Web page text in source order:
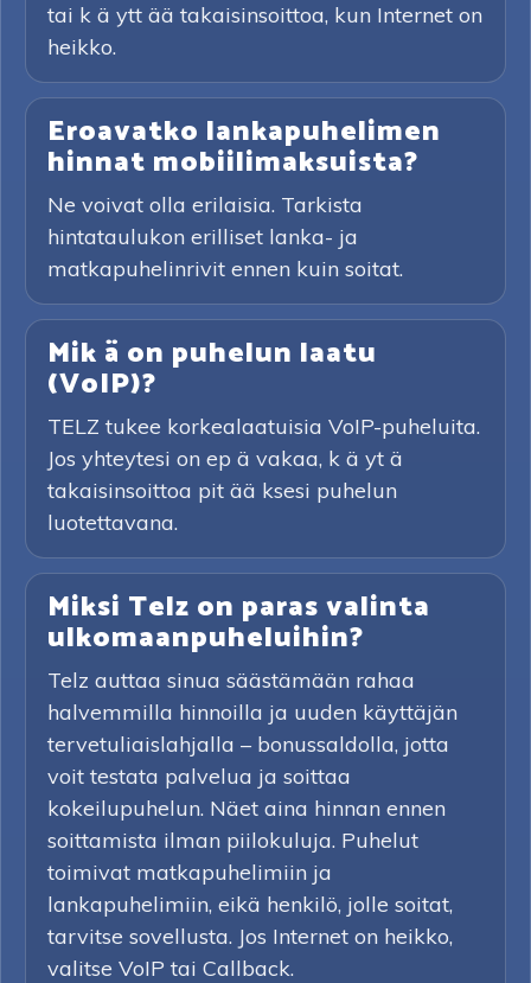
tai k ä ytt ää takaisinsoittoa, kun Internet on
heikko.
Eroavatko lankapuhelimen
hinnat mobiilimaksuista?
Ne voivat olla erilaisia. Tarkista
hintataulukon erilliset lanka- ja
matkapuhelinrivit ennen kuin soitat.
Mik ä on puhelun laatu
(VoIP)?
TELZ tukee korkealaatuisia VoIP-puheluita.
Jos yhteytesi on ep ä vakaa, k ä yt ä
takaisinsoittoa pit ää ksesi puhelun
luotettavana.
Miksi Telz on paras valinta
ulkomaanpuheluihin?
Telz auttaa sinua säästämään rahaa
halvemmilla hinnoilla ja uuden käyttäjän
tervetuliaislahjalla – bonussaldolla, jotta
voit testata palvelua ja soittaa
kokeilupuhelun. Näet aina hinnan ennen
soittamista ilman piilokuluja. Puhelut
toimivat matkapuhelimiin ja
lankapuhelimiin, eikä henkilö, jolle soitat,
tarvitse sovellusta. Jos Internet on heikko,
valitse VoIP tai Callback.